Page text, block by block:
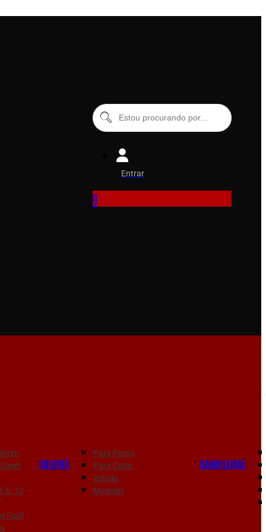
Entrar
0
12
Fuzil
COLDRES
Para Perna
Para Cinto
Velado
Modular
BANDOLEIRAS